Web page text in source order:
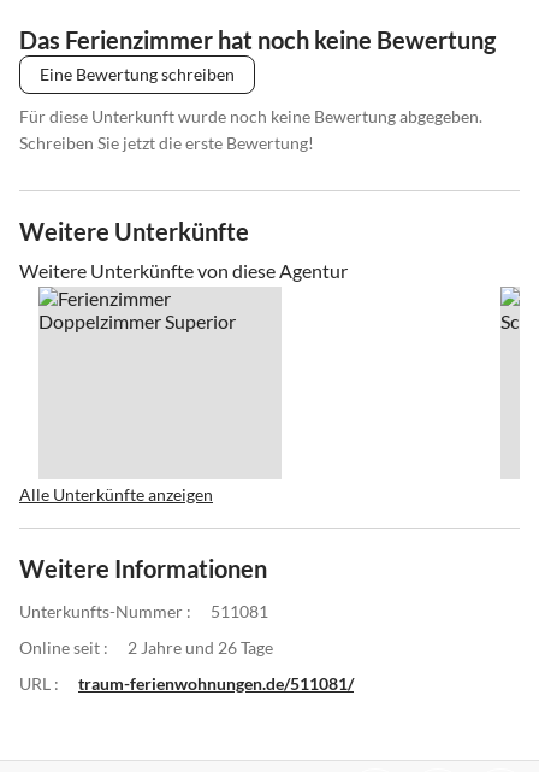
Das Ferienzimmer hat noch keine Bewertung
Eine Bewertung schreiben
Für diese Unterkunft wurde noch keine Bewertung abgegeben.
Schreiben Sie jetzt die erste Bewertung!
Weitere Unterkünfte
Weitere Unterkünfte von diese Agentur
Alle Unterkünfte anzeigen
Weitere Informationen
Unterkunfts-Nummer :
511081
Online seit :
2 Jahre und 26 Tage
URL :
traum-ferienwohnungen.de/511081/